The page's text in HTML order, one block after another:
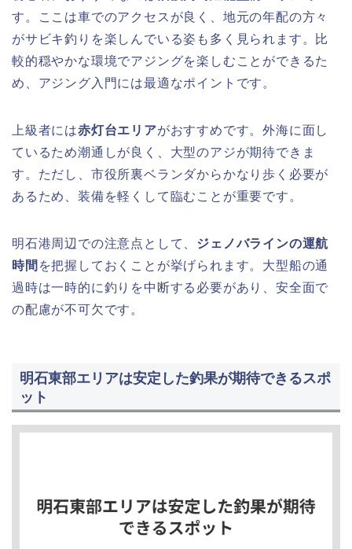
す。ここは車でのアクセスが良く、地元の年配の方々
がサビキ釣りを楽しんでいる姿も多く見られます。比
較的穏やかな環境でアジングを楽しむことができるた
め、アジング入門には最適なポイントです。
上級者には赤灯台エリアがおすすめです。外海に面し
ているため潮通しが良く、大型のアジが期待できま
す。ただし、市役所裏ベランダからかなり歩く必要が
あるため、装備を軽くして臨むことが重要です。
明石港周辺での注意点として、 ジェノバラインの運航
時間 を把握しておくことが挙げられます。大型船の通
過時は一時的に釣りを中断する必要があり、安全面で
の配慮が不可欠です。
明石東部エリアは安定した釣果が期待できるスポ
ット